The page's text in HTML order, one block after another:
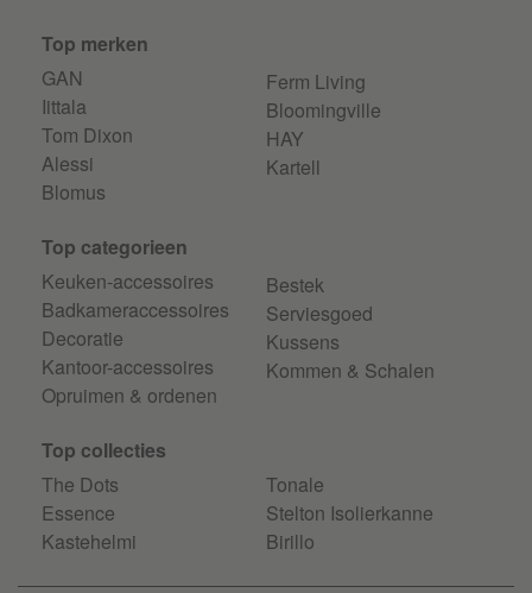
Top merken
GAN
Iittala
Tom Dixon
Alessi
Blomus
Ferm Living
Bloomingville
HAY
Kartell
Top categorieen
Keuken-accessoires
Badkameraccessoires
Decoratie
Kantoor-accessoires
Opruimen & ordenen
Bestek
Serviesgoed
Kussens
Kommen & Schalen
Top collecties
The Dots
Essence
Kastehelmi
Tonale
Stelton Isolierkanne
Birillo